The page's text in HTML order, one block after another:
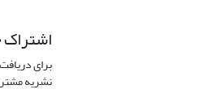
اشتراک
برای
نشریه